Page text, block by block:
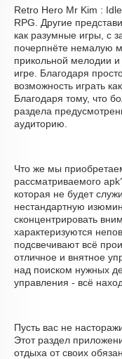
Retro Hero Mr Kim :
RPG. Другие
как разумные игры, с
почерпнёте немалую
прикольной мелодии
игре. Благодаря
возможность играть
Благодаря тому, что
раздела
аудиторию.
Что же мы
рассматриваемого
которая не будет
нестандартную
сконцентрировать
характеризуются
подсвечивают всё
отличное и внятное
над поиском нужных
управления - всё
Пусть вас не
Этот раздел
отдыха от своих